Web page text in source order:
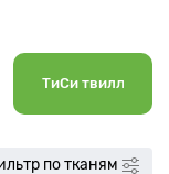
ТиСи твилл
по тканям